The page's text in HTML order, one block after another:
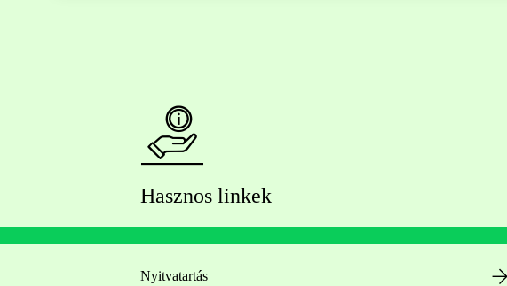
Hasznos linkek
Nyitvatartás